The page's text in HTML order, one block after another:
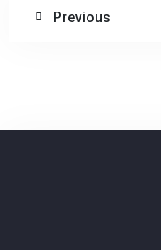
Previous